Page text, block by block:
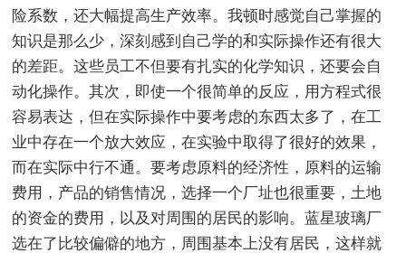
险系数，还大幅提高生产效率。我顿时感觉自己掌握的
知识是那么少，深刻感到自己学的和实际操作还有很大
的差距。这些员工不但要有扎实的化学知识，还要会自
动化操作。其次，即使一个很简单的反应，用方程式很
容易表达，但在实际操作中要考虑的东西太多了，在工
业中存在一个放大效应，在实验中取得了很好的效果，
而在实际中行不通。要考虑原料的经济性，原料的运输
费用，产品的销售情况，选择一个厂址也很重要，土地
的资金的费用，以及对周围的居民的影响。蓝星玻璃厂
选在了比较偏僻的地方，周围基本上没有居民，这样就